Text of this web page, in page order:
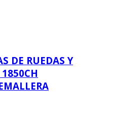
DE RUEDAS Y